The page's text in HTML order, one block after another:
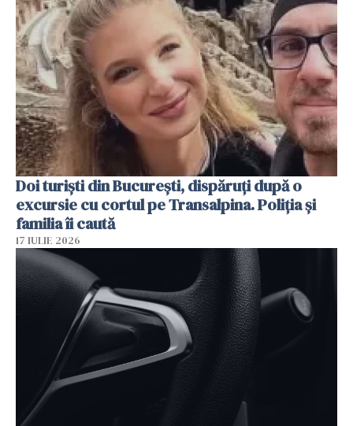
Doi turiști din București, dispăruți după o
excursie cu cortul pe Transalpina. Poliția și
familia îi caută
17 IULIE 2026